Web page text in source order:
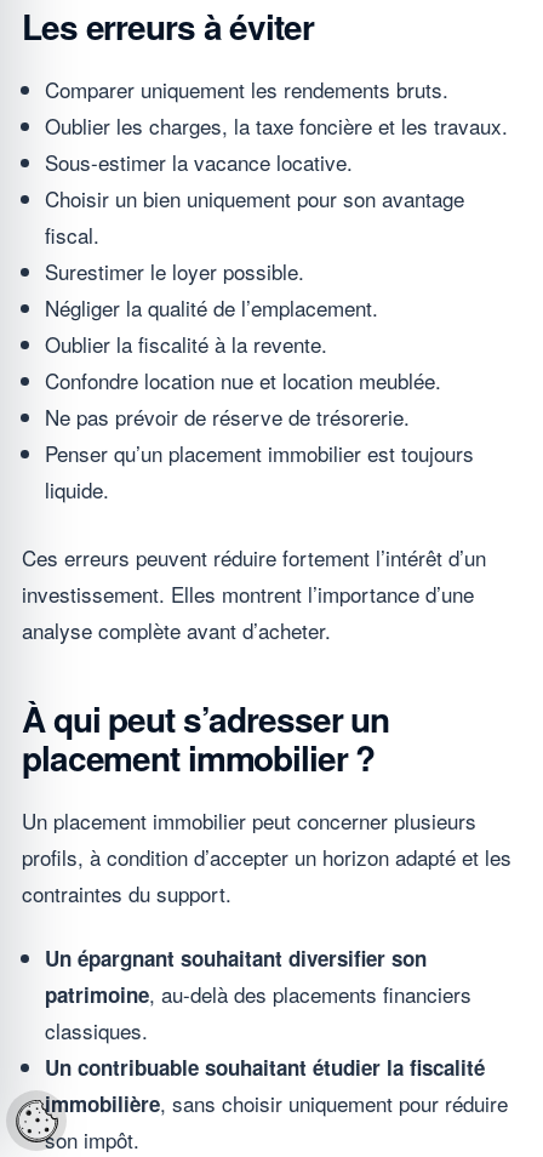
Les erreurs à éviter
Comparer uniquement les rendements bruts.
Oublier les charges, la taxe foncière et les travaux.
Sous-estimer la vacance locative.
Choisir un bien uniquement pour son avantage
fiscal.
Surestimer le loyer possible.
Négliger la qualité de l’emplacement.
Oublier la fiscalité à la revente.
Confondre location nue et location meublée.
Ne pas prévoir de réserve de trésorerie.
Penser qu’un placement immobilier est toujours
liquide.
Ces erreurs peuvent réduire fortement l’intérêt d’un
investissement. Elles montrent l’importance d’une
analyse complète avant d’acheter.
À qui peut s’adresser un
placement immobilier ?
Un placement immobilier peut concerner plusieurs
profils, à condition d’accepter un horizon adapté et les
contraintes du support.
Un épargnant souhaitant diversifier son
patrimoine, au-delà des placements financiers
classiques.
Un contribuable souhaitant étudier la fiscalité
immobilière, sans choisir uniquement pour réduire
son impôt.
Réglages cookies